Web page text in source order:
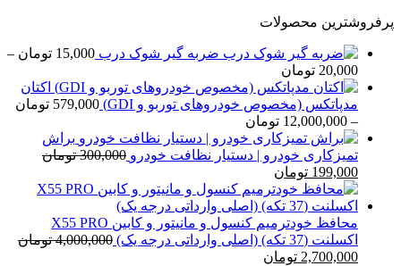
7,000,000 تومان
پرفروشترین محصولات
ضربه گیر شوک درب 15,000 تومان –
20,000 تومان
قیمت:
15,000 تومان
تا
20,000 تومان
اکتان
مدپاتکس (مخصوص خودروهای توربو و GDI)
579,000 تومان
–
12,000,000 تومان
قیمت:
579,000 تومان
12,000,000 تومان
براش
تمیزکاری خودرو | دستیار نظافت خودرو 300,000 تومان
قیمت
اصلی
300,000 تومان
بود.
199,000 تومان
فعلی
199,000 تومان
است.
محافظ خودترمیم کنسول و مانیتور و کابین X55 PRO
اکسلنت (37 تکه) (اصلی وارداتی درجه یک)
4,000,000 تومان
قیمت
2,700,000 تومان